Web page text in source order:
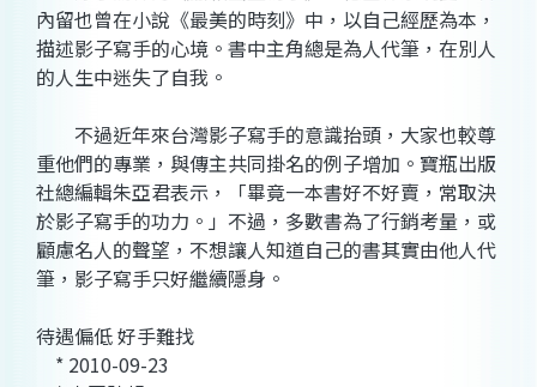
內留也曾在小說《最美的時刻》中，以自己經歷為本，
描述影子寫手的心境。書中主角總是為人代筆，在別人
的人生中迷失了自我。
不過近年來台灣影子寫手的意識抬頭，大家也較尊
重他們的專業，與傳主共同掛名的例子增加。寶瓶出版
社總編輯朱亞君表示，「畢竟一本書好不好賣，常取決
於影子寫手的功力。」不過，多數書為了行銷考量，或
顧慮名人的聲望，不想讓人知道自己的書其實由他人代
筆，影子寫手只好繼續隱身。
待遇偏低 好手難找
* 2010-09-23